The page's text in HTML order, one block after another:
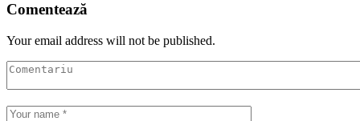
Comentează
Your email address will not be published.